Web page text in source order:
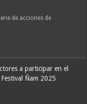
de acciones de
a participar en el
Ñam 2025